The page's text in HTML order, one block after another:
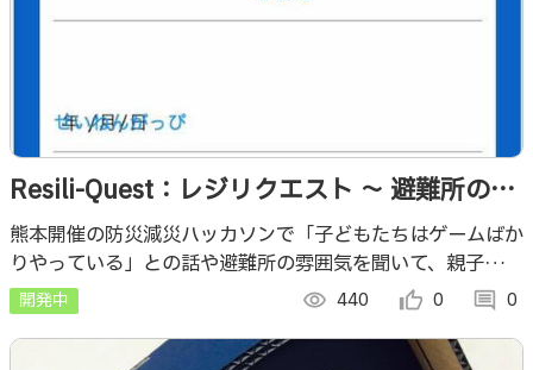
Resili-Quest：レジリクエスト ～ 避難所のヒ
ーロー
熊本開催の防災減災ハッカソンで「子どもたちはゲームばか
りやっている」との話や避難所の雰囲気を聞いて、親子や他
人同士のコミュニケーションが大きな課題と感じ、ゲームに
夢中になる子どもたちの力で解決できないかと着想。インタ
ーネットがない状況でも出来るローカルWifiシステムにより
開発中 visibility 440 thumb_up_alt 0 comment 0